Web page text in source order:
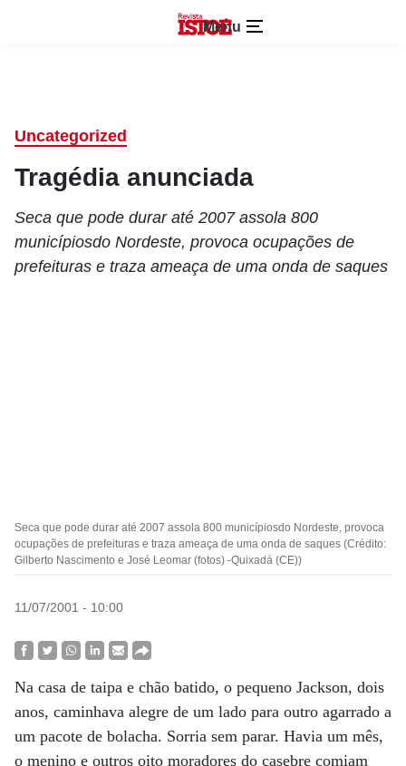
Menu
Uncategorized
Tragédia anunciada
Seca que pode durar até 2007 assola 800
municípiosdo Nordeste, provoca ocupações de
prefeituras e traza ameaça de uma onda de saques
Seca que pode durar até 2007 assola 800 municípiosdo Nordeste, provoca
ocupações de prefeituras e traza ameaça de uma onda de saques (Crédito:
Gilberto Nascimento e José Leomar (fotos) -Quixadá (CE))
11/07/2001 - 10:00
Na casa de taipa e chão batido, o pequeno Jackson, dois
anos, caminhava alegre de um lado para outro agarrado a
um pacote de bolacha. Sorria sem parar. Havia um mês,
o menino e outros oito moradores do casebre comiam